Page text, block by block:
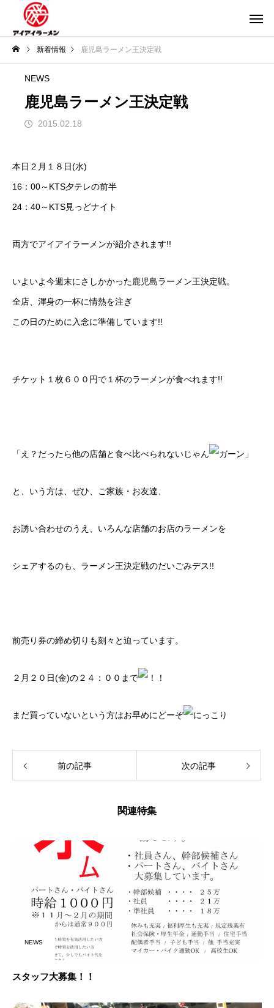
新着情報 鹿児島ラーメン王決定戦
NEWS
鹿児島ラーメン王決定戦
2015.02.18
本日２月１８日(水)
16：00～KTS夕テレの前半
24：40～KTS見っどナイト
両方でアイアイラーメンが紹介されます!!
いよいよ今週末にさしかかった鹿児島ラーメン王決定戦。
全店、渾身の一杯に情熱を注ぎ
この日のために入念に準備しています!!
チケット１枚６００円で１杯のラーメンが食べれます!!
「え？だったら他の店舗と食べ比べられないじゃん 」
と、いう方は、ぜひ、ご家族・お友達、
お誘い合わせのうえ、いろんな店舗のお店のラーメンを
シェアするのも、ラーメン王決定戦のだいごみデス!!
前売り券の締め切りも刻々と迫っています。
２月２０日(金)の２４：００まで
まだ買っていないという方はお早めにどーぞ
前の記事 次の記事
関連特集
NEWS
スタッフ大募集！！